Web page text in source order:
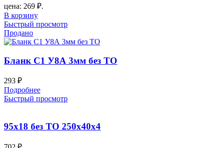
цена: 269 ₽.
В корзину
Быстрый просмотр
Продано
Бланк С1 У8А 3мм без ТО
293 ₽
Подробнее
Быстрый просмотр
95х18 без ТО 250x40x4